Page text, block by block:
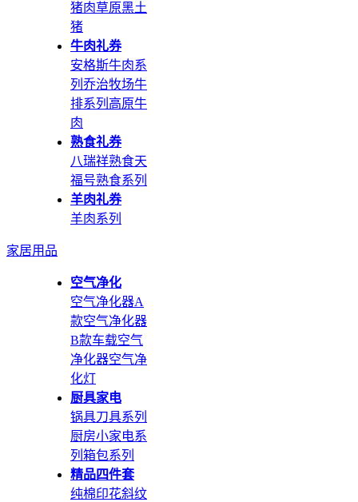
猪肉草原黑土
猪
牛肉礼券
安格斯牛肉系
列 乔治牧场牛
排系列 高原牛
肉
熟食礼券
八瑞祥熟食天
福号熟食系列
羊肉礼券
羊肉系列
家居用品
空气净化
空气净化器A
款空气净化器
B款车载空气
净化器空气净
化灯
厨具家电
锅具刀具系列
厨房小家电系
列 箱包系列
精品四件套
纯棉印花斜纹